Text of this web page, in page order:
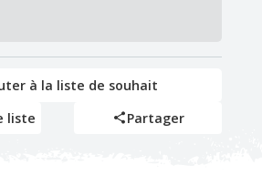
à la liste de souhait
liste
Partager